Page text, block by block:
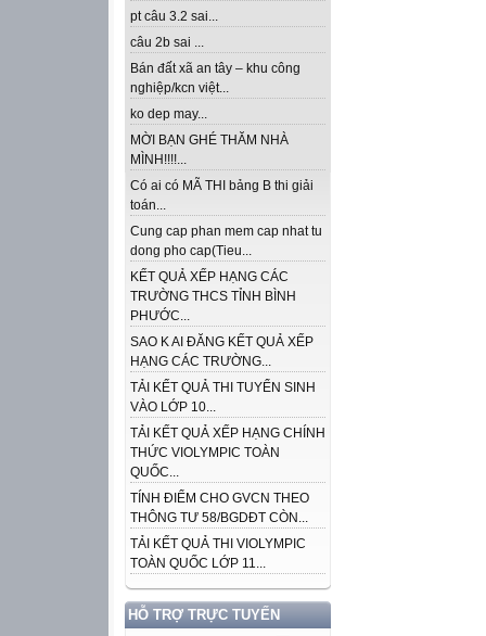
pt câu 3.2 sai...
câu 2b sai ...
Bán đất xã an tây – khu công
nghiệp/kcn việt...
ko dep may...
MỜI BẠN GHÉ THĂM NHÀ
MÌNH!!!!...
Có ai có MÃ THI bảng B thi giải
toán...
Cung cap phan mem cap nhat tu
dong pho cap(Tieu...
KẾT QUẢ XẾP HẠNG CÁC
TRƯỜNG THCS TỈNH BÌNH
PHƯỚC...
SAO K AI ĐĂNG KẾT QUẢ XẾP
HẠNG CÁC TRƯỜNG...
TẢI KẾT QUẢ THI TUYỂN SINH
VÀO LỚP 10...
TẢI KẾT QUẢ XẾP HẠNG CHÍNH
THỨC VIOLYMPIC TOÀN
QUỐC...
TÍNH ĐIỂM CHO GVCN THEO
THÔNG TƯ 58/BGDĐT CÒN...
TẢI KẾT QUẢ THI VIOLYMPIC
TOÀN QUỐC LỚP 11...
HỖ TRỢ TRỰC TUYẾN